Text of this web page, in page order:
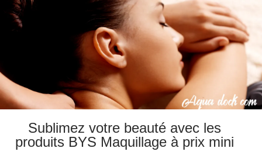
Sublimez votre beauté avec les
produits BYS Maquillage à prix mini